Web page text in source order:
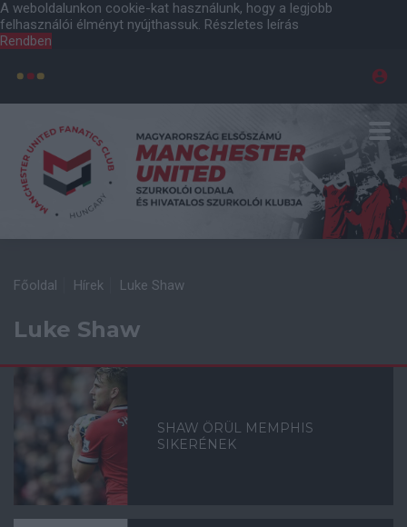
A weboldalunkon cookie-kat használunk, hogy a legjobb
felhasználói élményt nyújthassuk. Részletes leírás
Rendben
Főoldal Hírek Luke Shaw
Luke Shaw
SHAW ÖRÜL MEMPHIS
SIKERÉNEK